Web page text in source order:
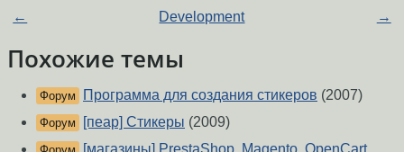
← Development →
Похожие темы
Форум Программа для создания стикеров (2007)
Форум [пеар] Стикеры (2009)
[магазины] PrestaShop, Magento, OpenCart